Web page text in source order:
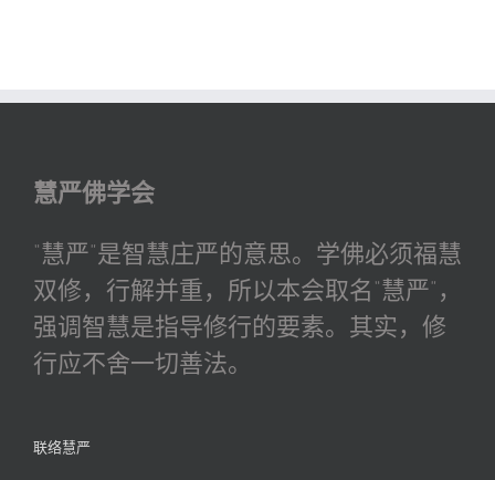
慧严佛学会
“慧严”是智慧庄严的意思。学佛必须福慧
双修，行解并重，所以本会取名“慧严”，
强调智慧是指导修行的要素。其实，修
行应不舍一切善法。
联络慧严